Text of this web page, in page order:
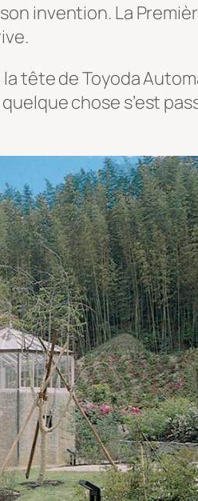
invention. La
tête de Toyoda
chose s’est